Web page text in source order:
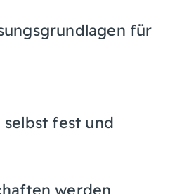
für
fest und
werden